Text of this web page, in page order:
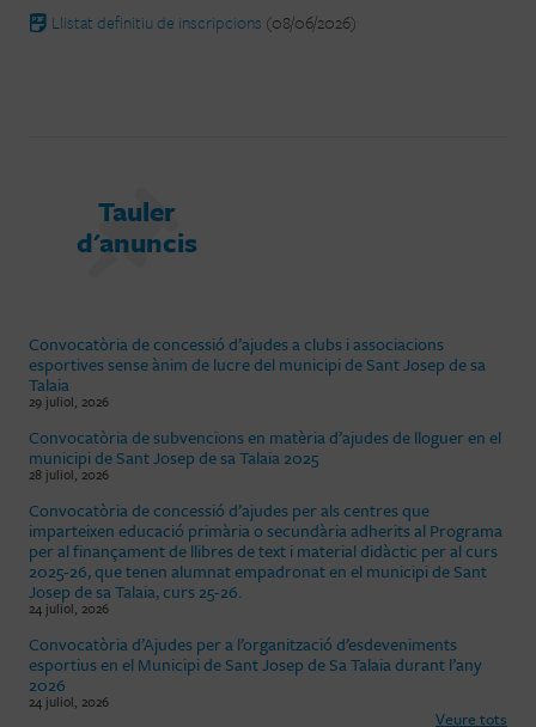
Llistat definitiu de inscripcions (08/06/2026)
Tauler
d'anuncis
Convocatòria de concessió d’ajudes a clubs i associacions
esportives sense ànim de lucre del municipi de Sant Josep de sa
Talaia
29 juliol, 2026
Convocatòria de subvencions en matèria d’ajudes de lloguer en el
municipi de Sant Josep de sa Talaia 2025
28 juliol, 2026
Convocatòria de concessió d’ajudes per als centres que
imparteixen educació primària o secundària adherits al Programa
per al finançament de llibres de text i material didàctic per al curs
2025-26, que tenen alumnat empadronat en el municipi de Sant
Josep de sa Talaia, curs 25-26.
24 juliol, 2026
Convocatòria d’Ajudes per a l’organització d’esdeveniments
esportius en el Municipi de Sant Josep de Sa Talaia durant l’any
2026
24 juliol, 2026
Veure tots